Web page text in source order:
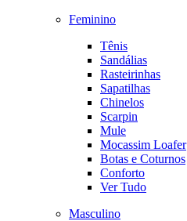
Feminino
Tênis
Sandálias
Rasteirinhas
Sapatilhas
Chinelos
Scarpin
Mule
Mocassim Loafer
Botas e Coturnos
Conforto
Ver Tudo
Masculino